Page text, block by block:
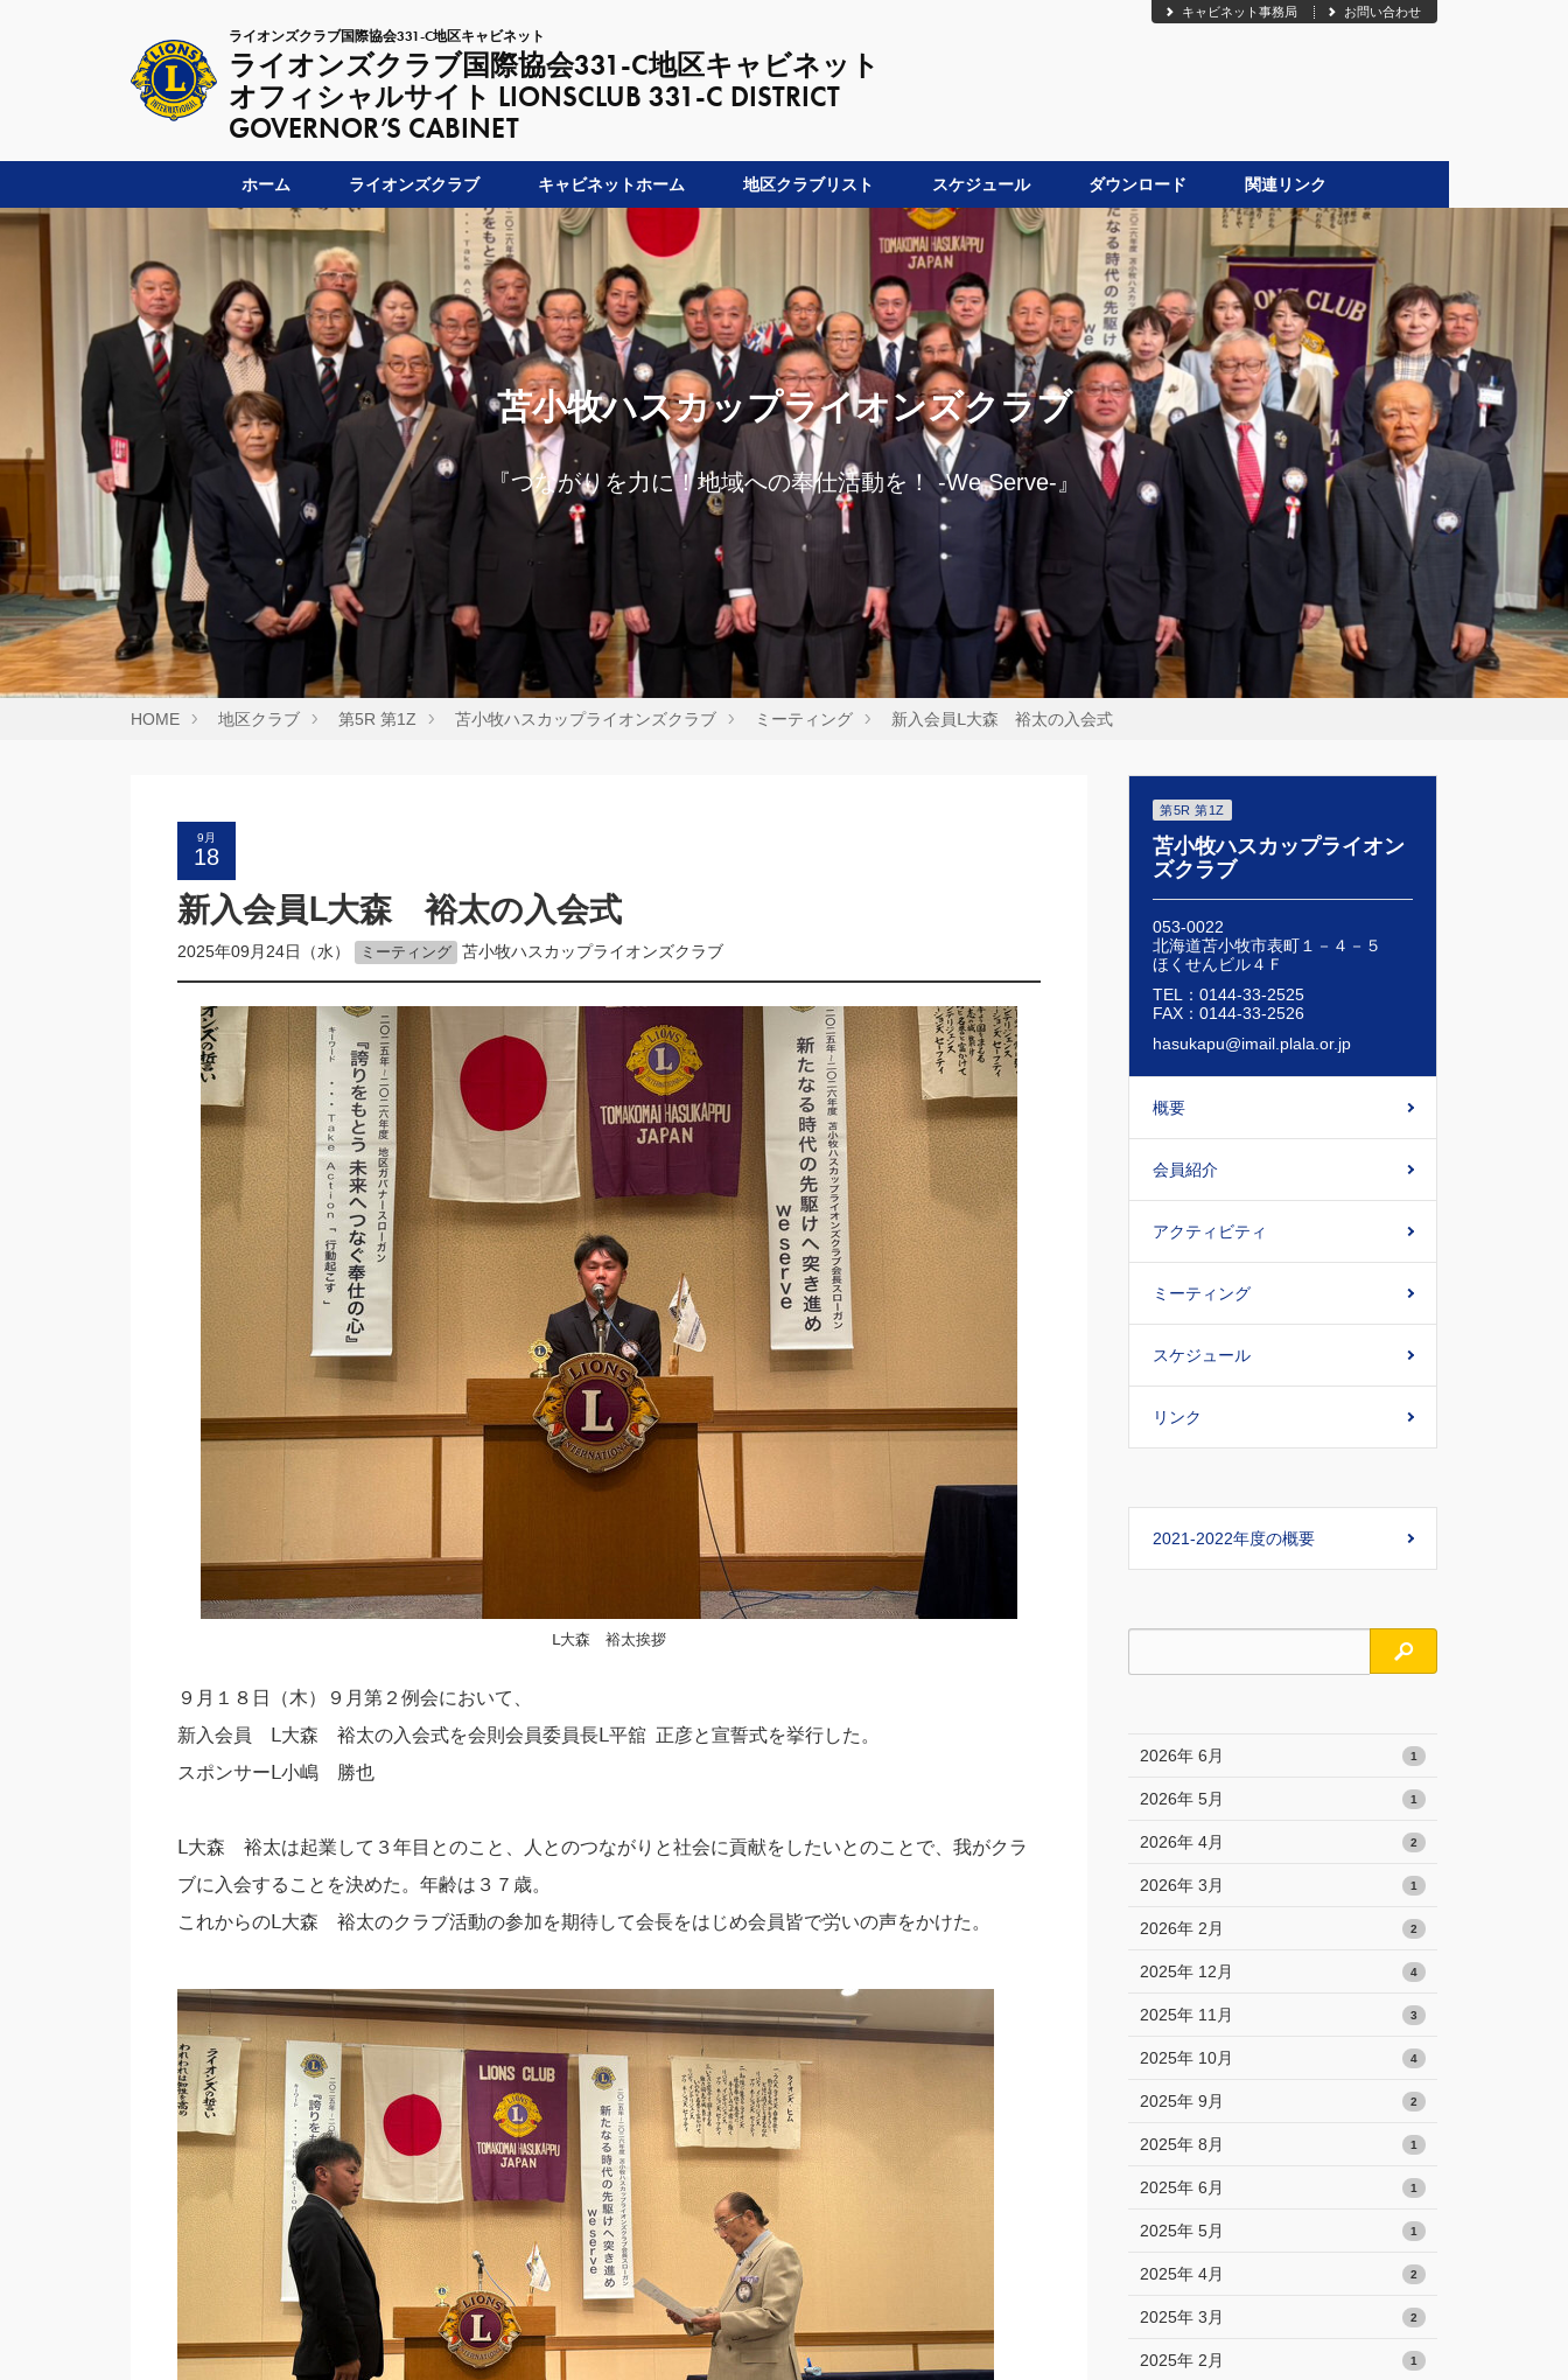
ライオンズクラブ国際協会331-C地区キャビネット
ライオンズクラブ国際協会331-C地区キャビネット
オフィシャルサイト LIONSCLUB 331-C DISTRICT
GOVERNOR’S CABINET
キャビネット事務局 お問い合わせ
ホーム ライオンズクラブ キャビネットホーム 地区クラブリスト スケジュール ダウンロード 関連リンク
苫小牧ハスカップライオンズクラブ
『つながりを力に！地域への奉仕活動を！ -We Serve-』
HOME 地区クラブ 第5R 第1Z 苫小牧ハスカップライオンズクラブ ミーティング 新入会員Ⅼ大森 裕太の入会式
9月
18
新入会員Ⅼ大森 裕太の入会式
2025年09月24日（水） ミーティング 苫小牧ハスカップライオンズクラブ
Ⅼ大森 裕太挨拶
９月１８日（木）９月第２例会において、
新入会員 Ⅼ大森 裕太の入会式を会則会員委員長Ⅼ平舘 正彦と宣誓式を挙行した。
スポンサーⅬ小嶋 勝也
Ⅼ大森 裕太は起業して３年目とのこと、人とのつながりと社会に貢献をしたいとのことで、我がクラ
ブに入会することを決めた。年齢は３７歳。
これからのⅬ大森 裕太のクラブ活動の参加を期待して会長をはじめ会員皆で労いの声をかけた。
第5R 第1Z
苫小牧ハスカップライオン
ズクラブ
053-0022
北海道苫小牧市表町１－４－５
ほくせんビル４Ｆ
TEL：0144-33-2525
FAX：0144-33-2526
hasukapu@imail.plala.or.jp
概要
会員紹介
アクティビティ
ミーティング
スケジュール
リンク
2021-2022年度の概要
検索
2026年 6月 1
2026年 5月 1
2026年 4月 2
2026年 3月 1
2026年 2月 2
2025年 12月 4
2025年 11月 3
2025年 10月 4
2025年 9月 2
2025年 8月 1
2025年 6月 1
2025年 5月 1
2025年 4月 2
2025年 3月 2
2025年 2月 1